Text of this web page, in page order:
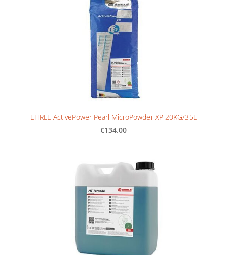
EHRLE ActivePower Pearl MicroPowder XP 20KG/35L
€134.00